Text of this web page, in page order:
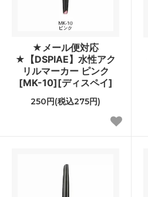
★メール便対応
★【DSPIAE】水性アク
リルマーカー ピンク
[MK-10][ディスペイ]
250円(税込275円)